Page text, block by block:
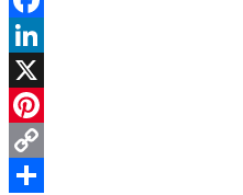
Facebook
LinkedIn
X
Pinterest
Copy